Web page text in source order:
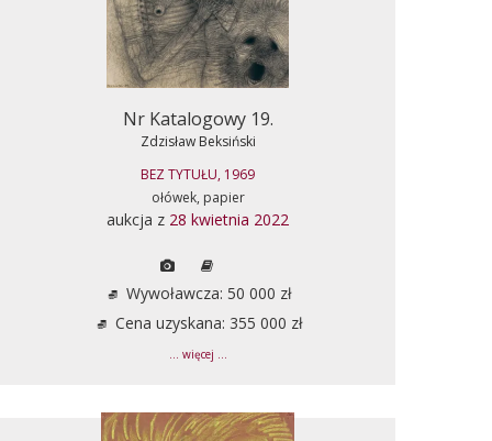
Nr Katalogowy 19.
Zdzisław Beksiński
BEZ TYTUŁU, 1969
ołówek, papier
aukcja z 28 kwietnia 2022
Wywoławcza: 50 000 zł
Cena uzyskana: 355 000 zł
... więcej ...